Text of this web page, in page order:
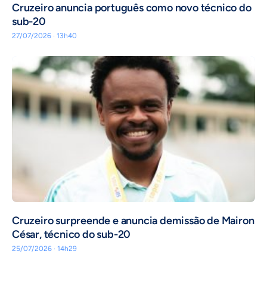
Cruzeiro anuncia português como novo técnico do
sub-20
27/07/2026 · 13h40
Cruzeiro surpreende e anuncia demissão de Mairon
César, técnico do sub-20
25/07/2026 · 14h29